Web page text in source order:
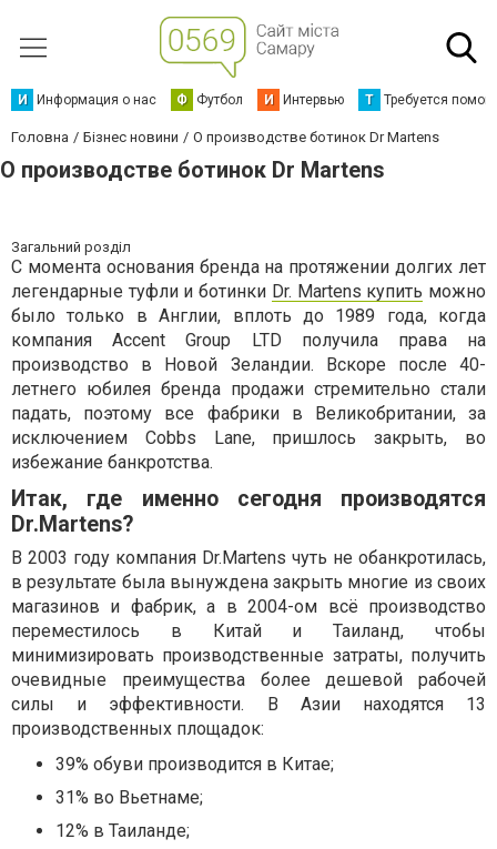
И Информация о нас Ф Футбол И Интервью Т Требуется
Головна Бізнес новини О производстве ботинок Dr Martens
О производстве ботинок Dr Martens
Загальний розділ
С момента основания бренда на протяжении долгих лет
легендарные туфли и ботинки Dr. Martens купить можно
было только в Англии, вплоть до 1989 года, когда
компания Accent Group LTD получила права на
производство в Новой Зеландии. Вскоре после 40-
летнего юбилея бренда продажи стремительно стали
падать, поэтому все фабрики в Великобритании, за
исключением Cobbs Lane, пришлось закрыть, во
избежание банкротства.
Итак, где именно сегодня производятся
Dr.Martens?
В 2003 году компания Dr.Martens чуть не обанкротилась,
в результате была вынуждена закрыть многие из своих
магазинов и фабрик, а в 2004-ом всё производство
переместилось в Китай и Таиланд, чтобы
минимизировать производственные затраты, получить
очевидные преимущества более дешевой рабочей
силы и эффективности. В Азии находятся 13
производственных площадок:
39% обуви производится в Китае;
31% во Вьетнаме;
12% в Таиланде;